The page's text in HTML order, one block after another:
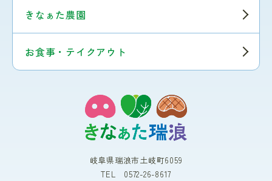
きなぁた農園
お食事・テイクアウト
岐阜県瑞浪市土岐町6059
TEL 0572-26-8617